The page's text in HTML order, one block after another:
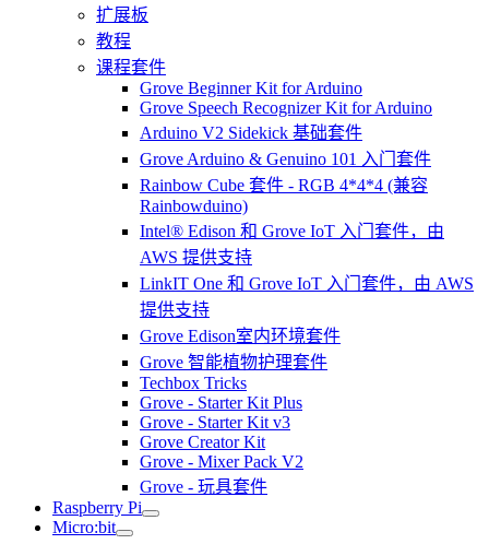
扩展板
教程
课程套件
Grove Beginner Kit for Arduino
Grove Speech Recognizer Kit for Arduino
Arduino V2 Sidekick 基础套件
Grove Arduino & Genuino 101 入门套件
Rainbow Cube 套件 - RGB 4*4*4 (兼容
Rainbowduino)
Intel® Edison 和 Grove IoT 入门套件，由
AWS 提供支持
LinkIT One 和 Grove IoT 入门套件，由 AWS
提供支持
Grove Edison室内环境套件
Grove 智能植物护理套件
Techbox Tricks
Grove - Starter Kit Plus
Grove - Starter Kit v3
Grove Creator Kit
Grove - Mixer Pack V2
Grove - 玩具套件
Raspberry Pi
Micro:bit